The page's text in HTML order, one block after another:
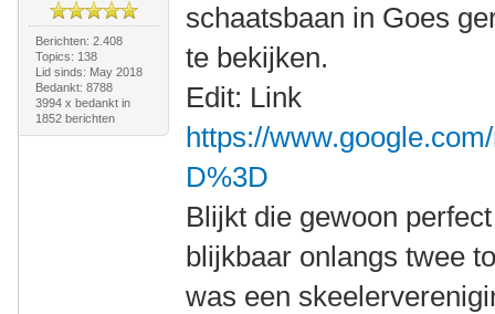
Berichten: 2.408
Topics: 138
Lid sinds: May 2018
Bedankt: 8788
3994 x bedankt in
1852 berichten
schaatsbaan in Goes
te bekijken.
Edit: Link
https://
D%3D
Blijkt die gewoon
blijkbaar onlangs twee
was een